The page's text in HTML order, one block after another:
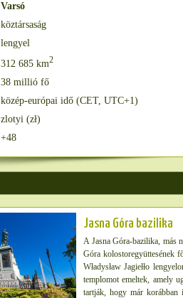
Varsó
köztársaság
lengyel
312 685 km2
38 millió fő
közép-európai idő (CET, UTC+1)
zlotyi (zł)
+48
Jasna Góra bazilika
A Jasna Góra-bazilika, más
Góra kolostoregyüttesének
Władysław Jagiełło
templomot emeltek, amely
tartják, hogy már korábban